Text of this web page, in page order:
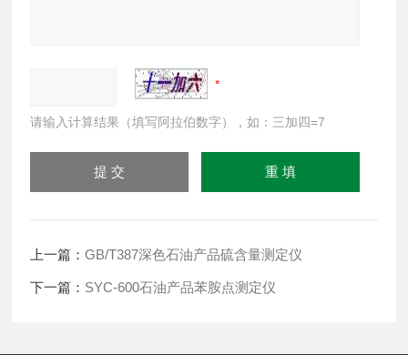
请输入计算结果（填写阿拉伯数字），如：三加四=7
上一篇：GB/T387深色石油产品硫含量测定仪
下一篇： SYC-600石油产品苯胺点测定仪